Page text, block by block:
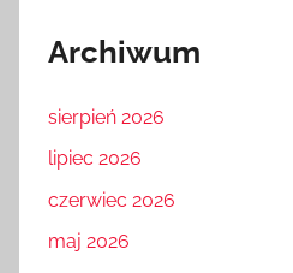
Archiwum
sierpień 2026
lipiec 2026
czerwiec 2026
maj 2026